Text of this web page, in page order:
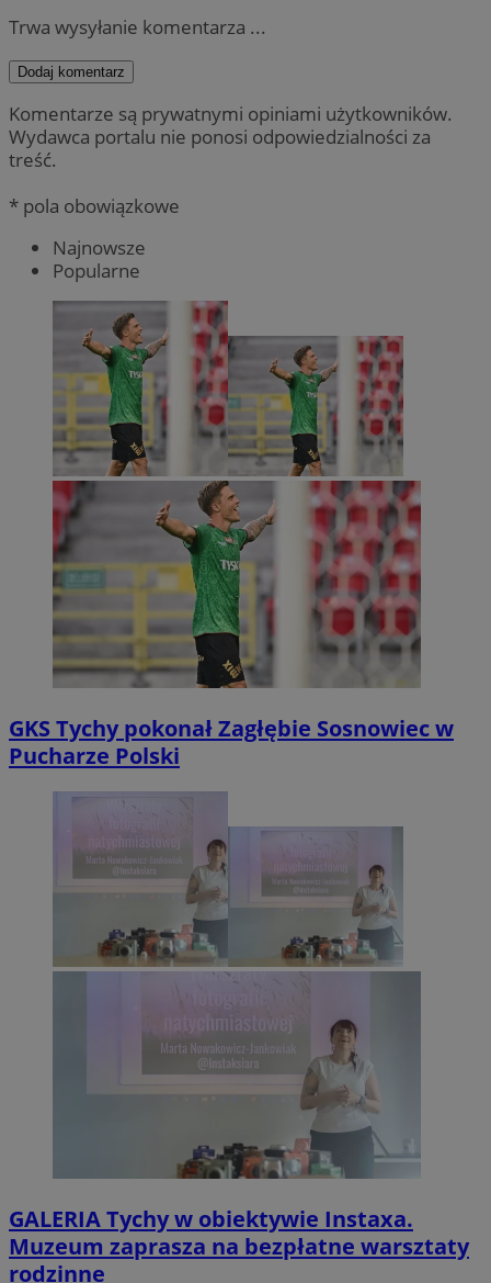
Trwa wysyłanie komentarza ...
Dodaj komentarz
Komentarze są prywatnymi opiniami użytkowników.
Wydawca portalu nie ponosi odpowiedzialności za
treść.
* pola obowiązkowe
Najnowsze
Popularne
GKS Tychy pokonał Zagłębie Sosnowiec w
Pucharze Polski
GALERIATychy w obiektywie Instaxa.
Muzeum zaprasza na bezpłatne warsztaty
rodzinne